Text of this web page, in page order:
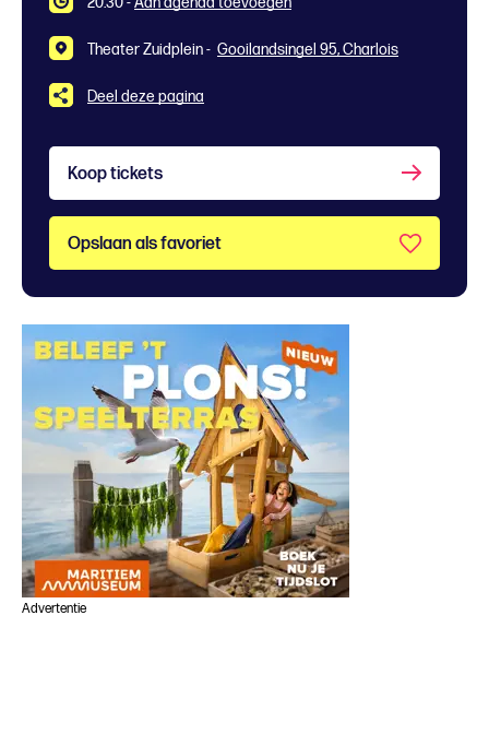
Theater Zuidplein - Gooilandsingel 95, Charlois
Deel deze pagina
Koop tickets
Opslaan als favoriet
Advertentie